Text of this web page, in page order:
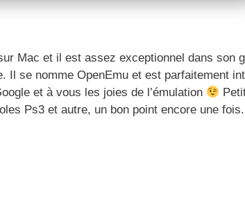
Mac et il est assez exceptionnel dans son
se nomme OpenEmu et est parfaitement
et à vous les joies de l’émulation
Ps3 et autre, un bon point encore une